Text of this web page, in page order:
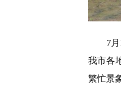
7月15
我市各
繁忙景